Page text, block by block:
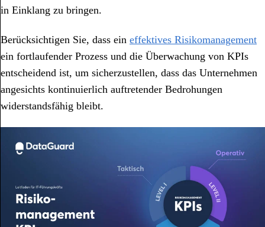
in Einklang zu bringen.
Berücksichtigen Sie, dass ein effektives Risikomanagement
ein fortlaufender Prozess und die Überwachung von KPIs
entscheidend ist, um sicherzustellen, dass das Unternehmen
angesichts kontinuierlich auftretender Bedrohungen
widerstandsfähig bleibt.